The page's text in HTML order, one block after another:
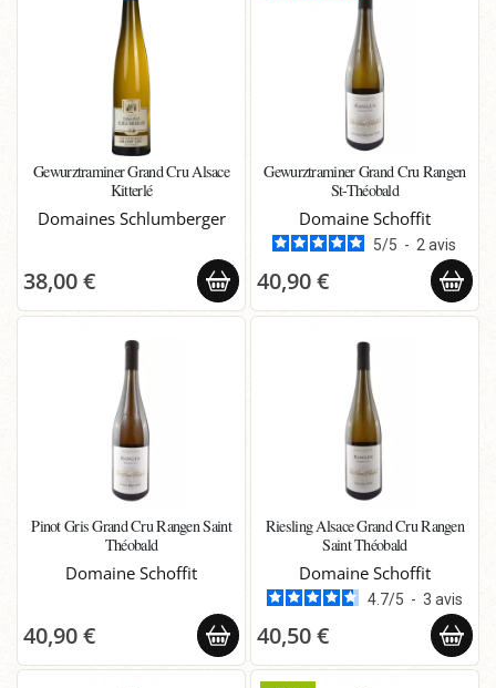
Gewurztraminer Grand Cru Alsace
Kitterlé
Domaines Schlumberger
38,00 €
Gewurztraminer Grand Cru Rangen
St-Théobald
Domaine Schoffit
5/5 - 2avis
40,90 €
Pinot Gris Grand Cru Rangen Saint
Théobald
Domaine Schoffit
40,90 €
Riesling Alsace Grand Cru Rangen
Saint Théobald
Domaine Schoffit
4.7/5 - 3 avis
40,50 €